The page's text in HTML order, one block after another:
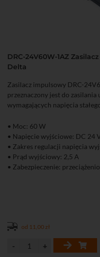
DRC-24V60W-1AZ
Delta
Zasilacz impulsowy DRC-
przeznaczony jest do
wymagających napięcia
• Moc: 60 W
• Napięcie wyjściowe: DC 24
• Zakres regulacji napięcia
• Prąd wyjściowy: 2,5 A
• Zabezpieczenie:
od 11,00 zł